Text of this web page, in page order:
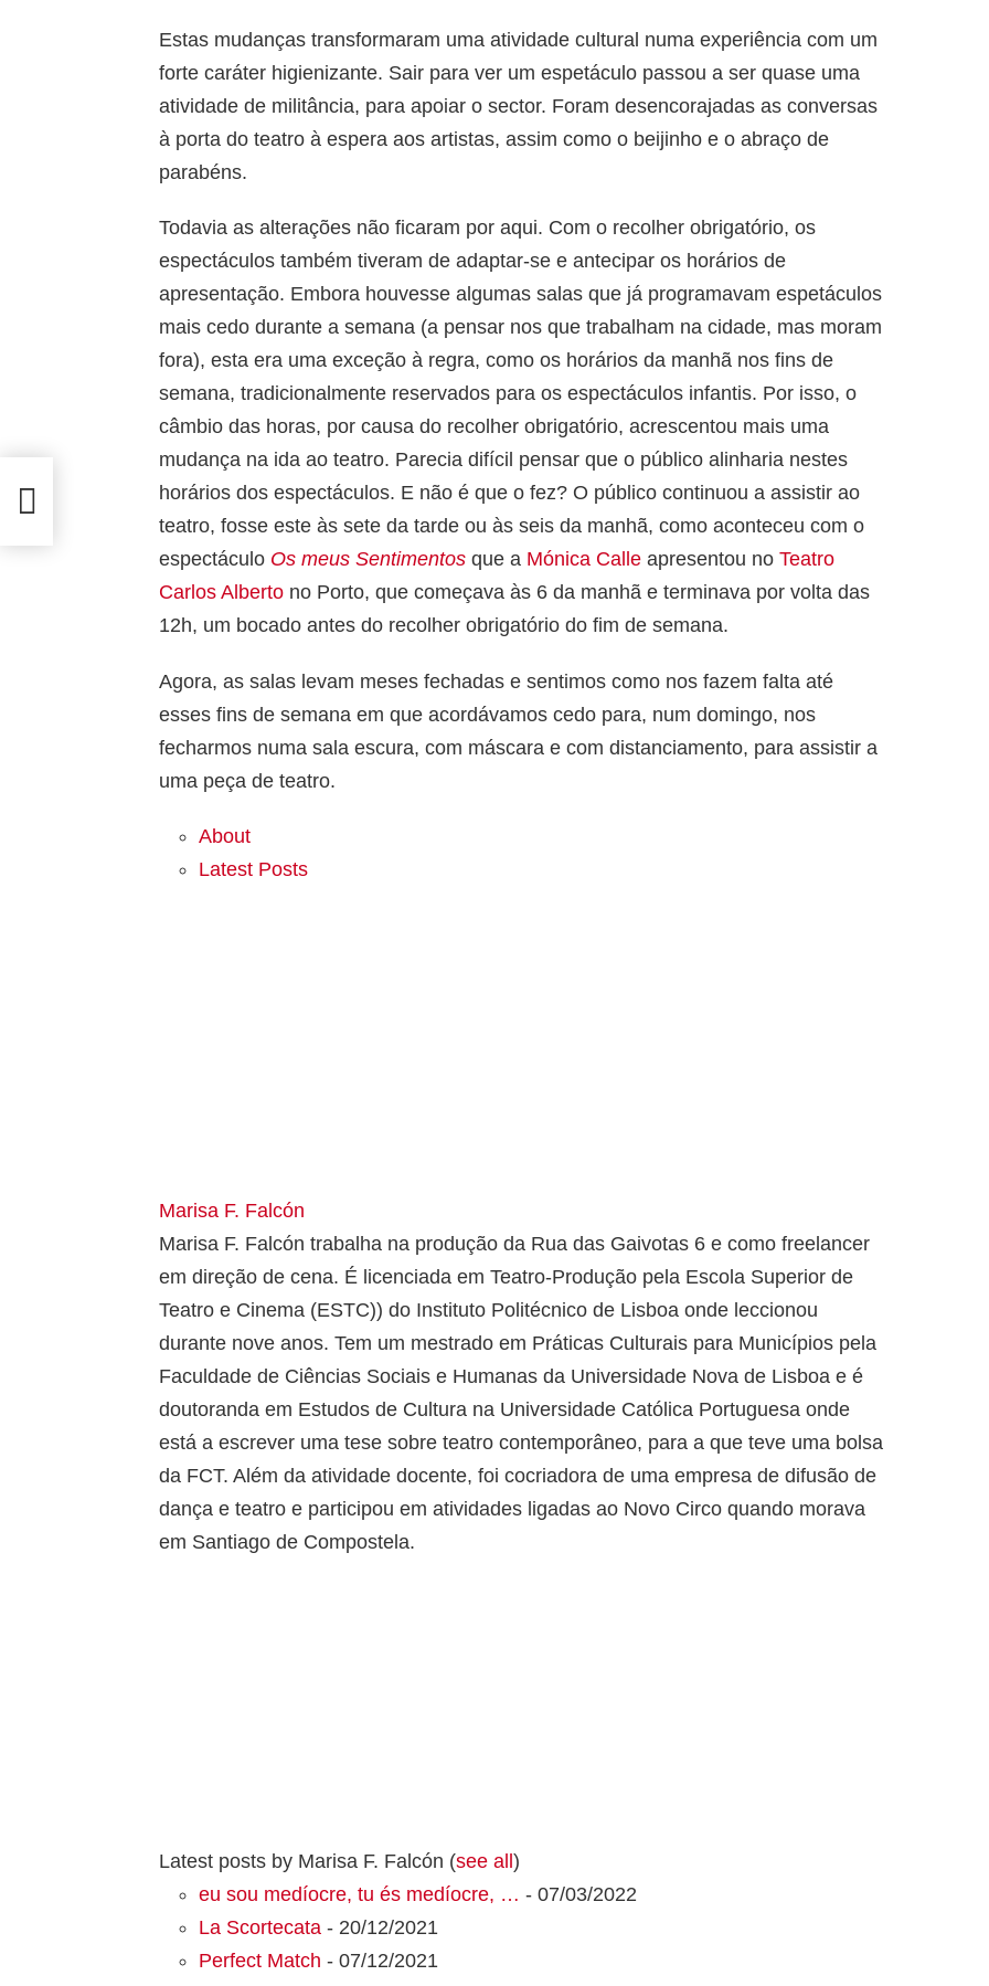
Estas mudanças transformaram uma atividade cultural numa experiência com um
forte caráter higienizante. Sair para ver um espetáculo passou a ser quase uma
atividade de militância, para apoiar o sector. Foram desencorajadas as conversas
à porta do teatro à espera aos artistas, assim como o beijinho e o abraço de
parabéns.
Todavia as alterações não ficaram por aqui. Com o recolher obrigatório, os
espectáculos também tiveram de adaptar-se e antecipar os horários de
apresentação. Embora houvesse algumas salas que já programavam espetáculos
mais cedo durante a semana (a pensar nos que trabalham na cidade, mas moram
fora), esta era uma exceção à regra, como os horários da manhã nos fins de
semana, tradicionalmente reservados para os espectáculos infantis. Por isso, o
câmbio das horas, por causa do recolher obrigatório, acrescentou mais uma
mudança na ida ao teatro. Parecia difícil pensar que o público alinharia nestes
horários dos espectáculos. E não é que o fez? O público continuou a assistir ao
teatro, fosse este às sete da tarde ou às seis da manhã, como aconteceu com o
espectáculo Os meus Sentimentos que a Mónica Calle apresentou no Teatro
Carlos Alberto no Porto, que começava às 6 da manhã e terminava por volta das
12h, um bocado antes do recolher obrigatório do fim de semana.
Agora, as salas levam meses fechadas e sentimos como nos fazem falta até
esses fins de semana em que acordávamos cedo para, num domingo, nos
fecharmos numa sala escura, com máscara e com distanciamento, para assistir a
uma peça de teatro.
About
Latest Posts
Marisa F. Falcón
Marisa F. Falcón trabalha na produção da Rua das Gaivotas 6 e como freelancer
em direção de cena. É licenciada em Teatro-Produção pela Escola Superior de
Teatro e Cinema (ESTC)) do Instituto Politécnico de Lisboa onde leccionou
durante nove anos. Tem um mestrado em Práticas Culturais para Municípios pela
Faculdade de Ciências Sociais e Humanas da Universidade Nova de Lisboa e é
doutoranda em Estudos de Cultura na Universidade Católica Portuguesa onde
está a escrever uma tese sobre teatro contemporâneo, para a que teve uma bolsa
da FCT. Além da atividade docente, foi cocriadora de uma empresa de difusão de
dança e teatro e participou em atividades ligadas ao Novo Circo quando morava
em Santiago de Compostela.
Latest posts by Marisa F. Falcón (see all )
eu sou medíocre, tu és medíocre, … - 07/03/2022
La Scortecata - 20/12/2021
Perfect Match - 07/12/2021